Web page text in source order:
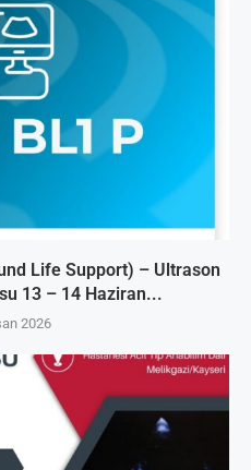
Life Support) – Ultrason
13 – 14 Haziran...
2026